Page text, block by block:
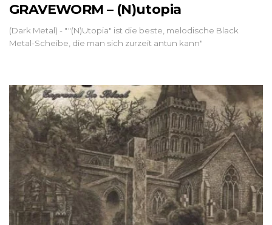
GRAVEWORM – (N)utopia
(Dark Metal) - ""(N)Utopia" ist die beste, melodische Black
Metal-Scheibe, die man sich zurzeit antun kann"